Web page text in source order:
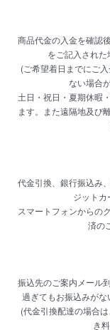
商品代金の入金を確認
をご記入された
(ご希望着日までにご
ない場合
土日・祝日・夏期休暇
ます。また遠隔地及び
代金引換、銀行振込み
ジットカ
スマートフォンからの
済の
振込先のご案内メール
過ぎてもお振込みがな
(代金引換配達の場合
き